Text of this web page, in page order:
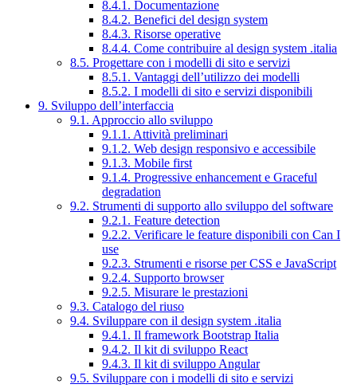
8.4.1. Documentazione
8.4.2. Benefici del design system
8.4.3. Risorse operative
8.4.4. Come contribuire al design system .italia
8.5. Progettare con i modelli di sito e servizi
8.5.1. Vantaggi dell’utilizzo dei modelli
8.5.2. I modelli di sito e servizi disponibili
9. Sviluppo dell’interfaccia
9.1. Approccio allo sviluppo
9.1.1. Attività preliminari
9.1.2. Web design responsivo e accessibile
9.1.3. Mobile first
9.1.4. Progressive enhancement e Graceful
degradation
9.2. Strumenti di supporto allo sviluppo del software
9.2.1. Feature detection
9.2.2. Verificare le feature disponibili con Can I
use
9.2.3. Strumenti e risorse per CSS e JavaScript
9.2.4. Supporto browser
9.2.5. Misurare le prestazioni
9.3. Catalogo del riuso
9.4. Sviluppare con il design system .italia
9.4.1. Il framework Bootstrap Italia
9.4.2. Il kit di sviluppo React
9.4.3. Il kit di sviluppo Angular
9.5. Sviluppare con i modelli di sito e servizi